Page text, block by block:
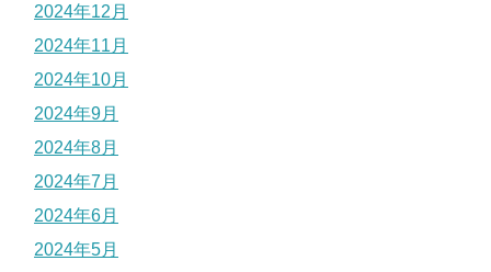
2024年12月
2024年11月
2024年10月
2024年9月
2024年8月
2024年7月
2024年6月
2024年5月